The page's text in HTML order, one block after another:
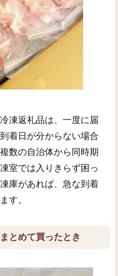
凍返礼品は、一度に届
着日が分からない場合
数の自治体から同時期
室では入りきらず困っ
庫があれば、急な到着
す。
とめて買ったとき